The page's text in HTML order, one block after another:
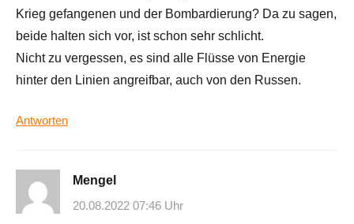
Krieg gefangenen und der Bombardierung? Da zu sagen,
beide halten sich vor, ist schon sehr schlicht.
Nicht zu vergessen, es sind alle Flüsse von Energie
hinter den Linien angreifbar, auch von den Russen.
Antworten
Mengel
20.08.2022 07:46 Uhr